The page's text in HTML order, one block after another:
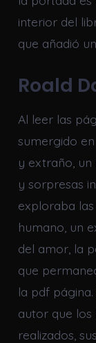
interior del
que añadió
Roald
Al leer las
sumergido
y extraño,
y sorpresas
exploraba
humano, un
del amor, la
que
la pdf
autor que los
realizados,